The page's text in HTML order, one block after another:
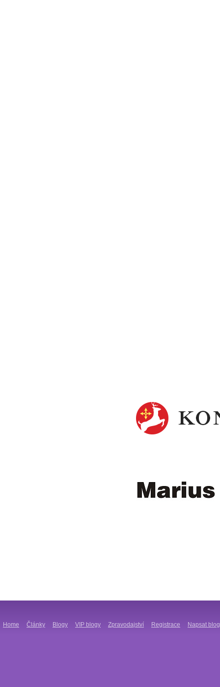
Home Články Blogy VIP blogy Zpravodajství Registrace Napsat blog